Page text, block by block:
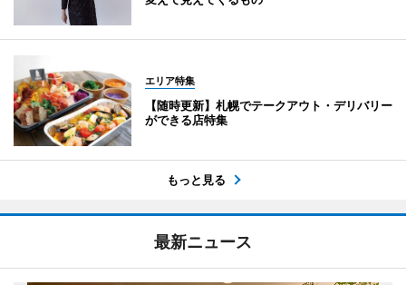
エリア特集
【随時更新】札幌でテークアウト・デリバリー
ができる店特集
もっと見る
最新ニュース